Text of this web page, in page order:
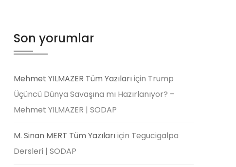
Son yorumlar
Mehmet YILMAZER Tüm Yazılarıiçin Trump
Üçüncü Dünya Savaşına mı Hazırlanıyor? –
Mehmet YILMAZER | SODAP
M. Sinan MERT Tüm Yazılarıiçin Tegucigalpa
Dersleri | SODAP